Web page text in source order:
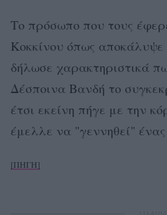
Το πρόσωπο που τους
Κοκκίνου όπως αποκάλυψε
δήλωσε χαρακτηριστικά
Δέσποινα Βανδή το
έτσι εκείνη πήγε με την
έμελλε να "γεννηθεί"
[ΠΗΓΗ]